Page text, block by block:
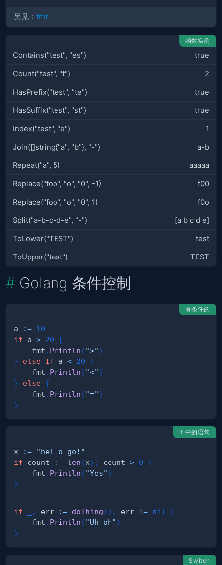
另见： fmt
函数实例
Contains("test", "es") true
Count("test", "t") 2
HasPrefix("test", "te") true
HasSuffix("test", "st") true
Index("test", "e") 1
Join([]string{"a", "b"}, "-") a-b
Repeat("a", 5) aaaaa
Replace("foo", "o", "0", -1) f00
Replace("foo", "o", "0", 1) f0o
Split("a-b-c-d-e", "-") [a b c d e]
ToLower("TEST") test
ToUpper("test") TEST
Golang 条件控制
有条件的
a := 10
if a > 20
{
    fmt
. Println ( ">" )
}
else if a < 20
{
    fmt
. Println ( "<" )
}
else {
    fmt
. Println ( "=" )
}
if 中的语句
x :=
"hello go!"
if count := len (x) ; count > 0
{
    fmt
. Println ( "Yes" )
}
if , err := doThing ( ) ; err != nil
{
    fmt
. Println ( "Uh oh" )
}
Switch